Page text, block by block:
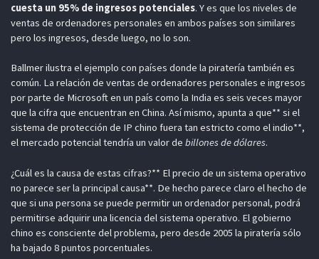
cuesta un 95% de ingresos potenciales. Y es que los niveles de
ventas de ordenadores personales en ambos países son similares
pero los ingresos, desde luego, no lo son.
Ballmer ilustra el ejemplo con países donde la piratería también es
común. La relación de ventas de ordenadores personales e ingresos
por parte de Microsoft en un país como la India es seis veces mayor
que la cifra que encuentran en China. Así mismo, apunta a que** si el
sistema de protección de IP chino fuera tan estricto como el indio**,
el mercado potencial tendría un valor de billones de dólares.
¿Cuál es la causa de estas cifras?** El precio de un sistema operativo
no parece ser la principal causa**. De hecho parece claro el hecho de
que si una persona se puede permitir un ordenador personal, podrá
permitirse adquirir una licencia del sistema operativo. El gobierno
chino es consciente del problema, pero desde 2005 la piratería sólo
ha bajado 8 puntos porcentuales.